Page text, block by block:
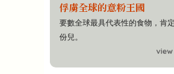
俘虜全球的意粉王國
要數全球最具代表性的食物，肯
份兒。